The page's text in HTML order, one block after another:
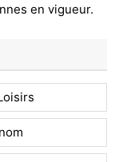
en vigueur.